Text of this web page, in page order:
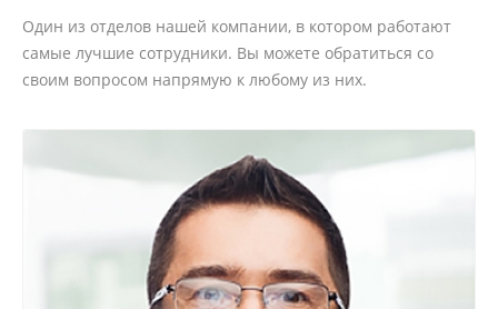
Один из отделов нашей компании, в котором работают
самые лучшие сотрудники. Вы можете обратиться со
своим вопросом напрямую к любому из них.